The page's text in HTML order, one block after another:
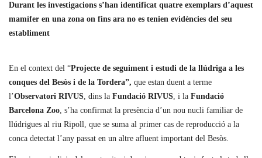
Durant les investigacions s’han identificat quatre exemplars d’aquest
mamífer en una zona on fins ara no es tenien evidències del seu
establiment
En el context del “Projecte de seguiment i estudi de la llúdriga a les
conques del Besòs i de la Tordera”, que estan duent a terme
l’Observatori RIVUS, dins la Fundació RIVUS, i la Fundació
Barcelona Zoo, s’ha confirmat la presència d’un nou nucli familiar de
llúdrigues al riu Ripoll, que se suma al primer cas de reproducció a la
conca detectat l’any passat en un altre afluent important del Besòs.